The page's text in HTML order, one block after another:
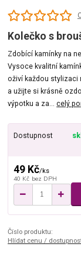
Kolečko s
Zdobící kamínky na
Vysoce kvalitní
oživí každou stylizaci
a užijte si krásně
výpotku a za...celý
Dostupnost
49 Kč/ks
40 Kč bez DPH
Číslo produktu:
Hlídat cenu /